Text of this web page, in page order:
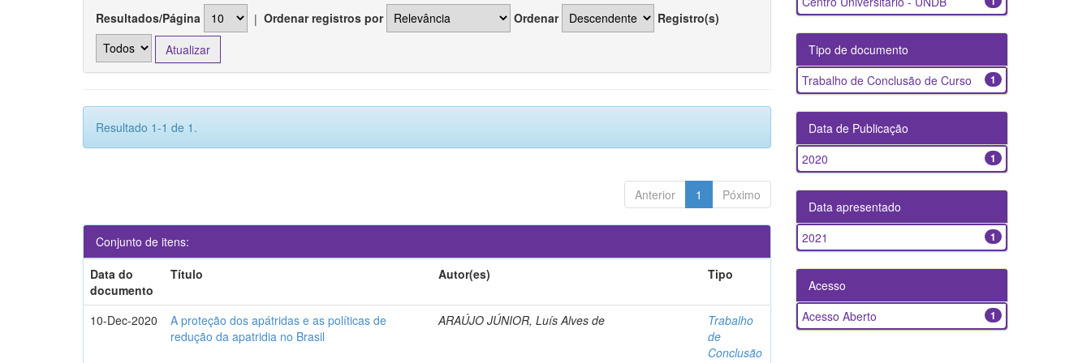
Resultados/Página | Ordenar registros por Ordenar Registro(s)
Resultado 1-1 de 1.
Anterior 1 Póximo
Conjunto de itens:
Data do
documento
Título Autor(es) Tipo
10-Dec-2020
A proteção dos apátridas e as políticas de
redução da apatridia no Brasil
ARAÚJO JÚNIOR, Luís Alves de
Trabalho
de
Conclusão
Tipo de documento
1
Trabalho de Conclusão de Curso
Data de Publicação
1
2020
Data apresentado
1
2021
Acesso
1
Acesso Aberto